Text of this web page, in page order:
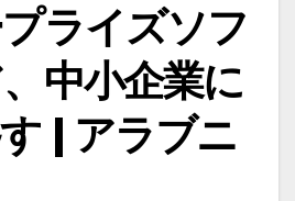
ライズソフ
中小企業に
| アラブニ